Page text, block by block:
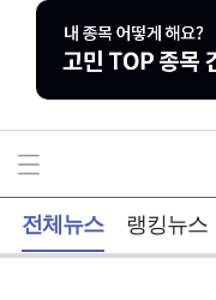
전체뉴스 랭킹뉴스